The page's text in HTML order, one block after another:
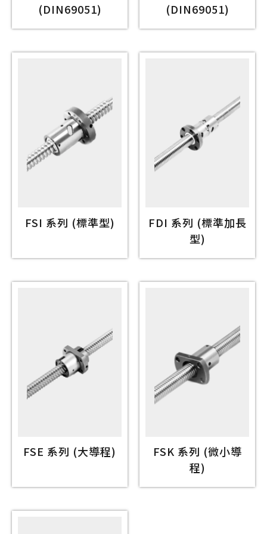
(DIN69051)
(DIN69051)
FSI 系列 (標準型)
FDI 系列 (標準加長
型)
FSE 系列 (大導程)
FSK 系列 (微小導
程)